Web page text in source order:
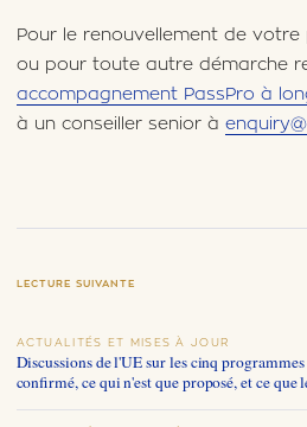
Pour le renouvellement de
ou pour toute autre démarche
accompagnement PassPro à
à un conseiller senior à
LECTURE SUIVANTE
ACTUALITÉS ET MISES À JOUR
Discussions de l'UE sur les cinq
confirmé, ce qui n'est que proposé, et ce